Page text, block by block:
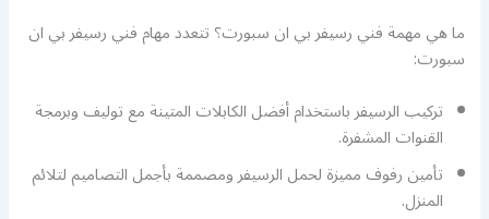
ما هي مهمة فني رسيفر بي ان سبورت؟ تتعدد مهام فني رسيفر بي ان
سبورت:
تركيب الرسيفر باستخدام أفضل الكابلات المتينة مع توليف وبرمجة
القنوات المشفرة.
تأمين رفوف مميزة لحمل الرسيفر ومصممة بأجمل التصاميم لتلائم
المنزل.